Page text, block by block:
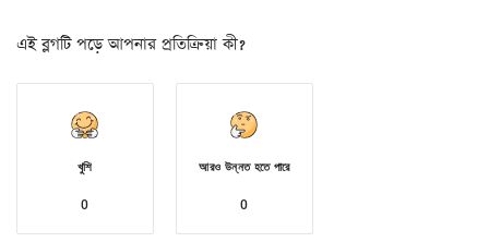
এই ব্লগটি পড়ে আপনার প্রতিক্রিয়া কী?
খুশি
0
আরও উন্নত হতে পারে
0